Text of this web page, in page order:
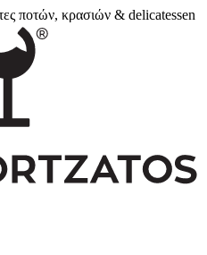
ποτών, κρασιών & delicatessen